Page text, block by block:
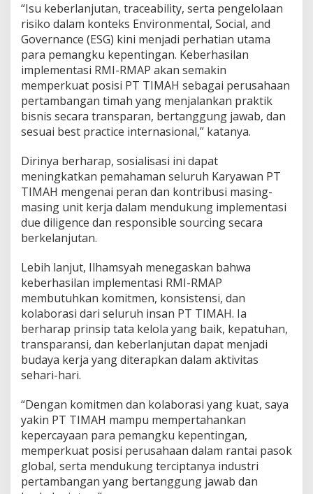
“Isu keberlanjutan, traceability, serta pengelolaan
risiko dalam konteks Environmental, Social, and
Governance (ESG) kini menjadi perhatian utama
para pemangku kepentingan. Keberhasilan
implementasi RMI-RMAP akan semakin
memperkuat posisi PT TIMAH sebagai perusahaan
pertambangan timah yang menjalankan praktik
bisnis secara transparan, bertanggung jawab, dan
sesuai best practice internasional,” katanya.
Dirinya berharap, sosialisasi ini dapat
meningkatkan pemahaman seluruh Karyawan PT
TIMAH mengenai peran dan kontribusi masing-
masing unit kerja dalam mendukung implementasi
due diligence dan responsible sourcing secara
berkelanjutan.
Lebih lanjut, Ilhamsyah menegaskan bahwa
keberhasilan implementasi RMI-RMAP
membutuhkan komitmen, konsistensi, dan
kolaborasi dari seluruh insan PT TIMAH. Ia
berharap prinsip tata kelola yang baik, kepatuhan,
transparansi, dan keberlanjutan dapat menjadi
budaya kerja yang diterapkan dalam aktivitas
sehari-hari.
“Dengan komitmen dan kolaborasi yang kuat, saya
yakin PT TIMAH mampu mempertahankan
kepercayaan para pemangku kepentingan,
memperkuat posisi perusahaan dalam rantai pasok
global, serta mendukung terciptanya industri
pertambangan yang bertanggung jawab dan